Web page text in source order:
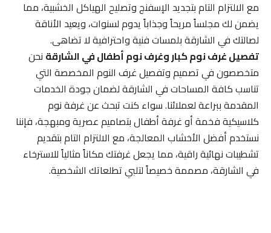
مع الالتزام التام بتجديد الإسفنج وتصليح الهياكل الخشبية، مما
يضمن لك مجلساً مريحاً وجذاباً يدوم لسنوات، ويعيد الأناقة
لصالتك في الشارقة بلمسات فنية واحترافية لا تضاهى.
تفصيل غرف نوم كبار وغرف نوم أطفال في الشارقةنحن
متخصصون في تصميم وتفصيل غرف النوم المخصصة التي
تناسب كافة المساحات في الشارقة لضمان جودة الخدمات
المقدمة ببراعة لعملائنا. سواء كنت تبحث عن غرفة نوم
كلاسيكية فخمة أو غرفة أطفال بتصاميم عصرية ومبهجة، فإننا
نستخدم أفضل الأخشاب المعالجة، مع الالتزام التام بتقديم
تشطيبات نهائية راقية، مما يجعل غرفتك مكاناً مثالياً للاسترخاء
في الشارقة، مصممة خصيصاً لتلبي تطلعاتك الشخصية.